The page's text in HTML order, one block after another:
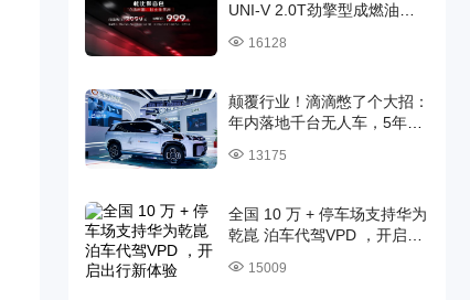
UNI-V 2.0T劲擎型成燃油轿
16128
颠覆行业！滴滴憋了个大招：
年内落地千台无人车，5年百
13175
全国 10 万 + 停车场支持华为
乾崑 泊车代驾VPD ，开启出
15009